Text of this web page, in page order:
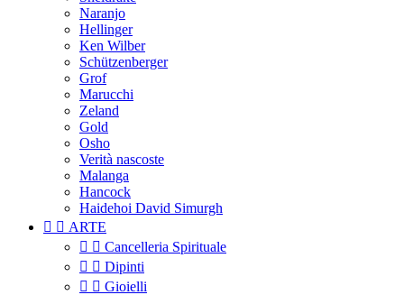
Naranjo
Hellinger
Ken Wilber
Schützenberger
Grof
Marucchi
Zeland
Gold
Osho
Verità nascoste
Malanga
Hancock
Haidehoi David Simurgh
  ARTE
  Cancelleria Spirituale
  Dipinti
  Gioielli